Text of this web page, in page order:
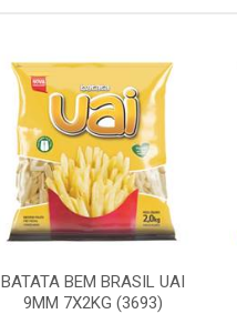
BATATA BEM BRASIL UAI
9MM 7X2KG (3693)